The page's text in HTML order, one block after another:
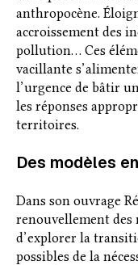
anthropocène.
accroissement des
pollution… Ces
vacillante
l’urgence de bâtir
les réponses
territoires.
Des modèles
Dans son ouvrage
renouvellement des
d’explorer la
possibles de la